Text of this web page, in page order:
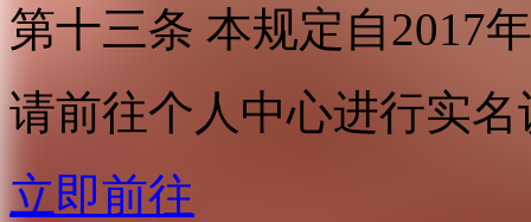
第十三条 本规定自2017
请前往个人中心进行实名
立即前往